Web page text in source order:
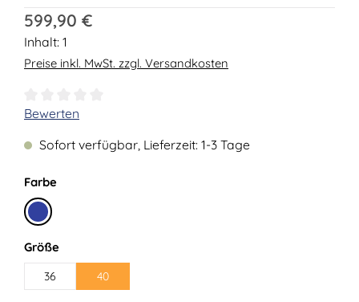
Regulärer Preis:
599,90 €
Inhalt: 1
Preise inkl. MwSt. zzgl. Versandkosten
Durchschnittliche Bewertung von 0 von 5 Sternen
Bewerten
Sofort verfügbar, Lieferzeit: 1-3 Tage
Farbeauswählen
Marine
Größeauswählen
36 40